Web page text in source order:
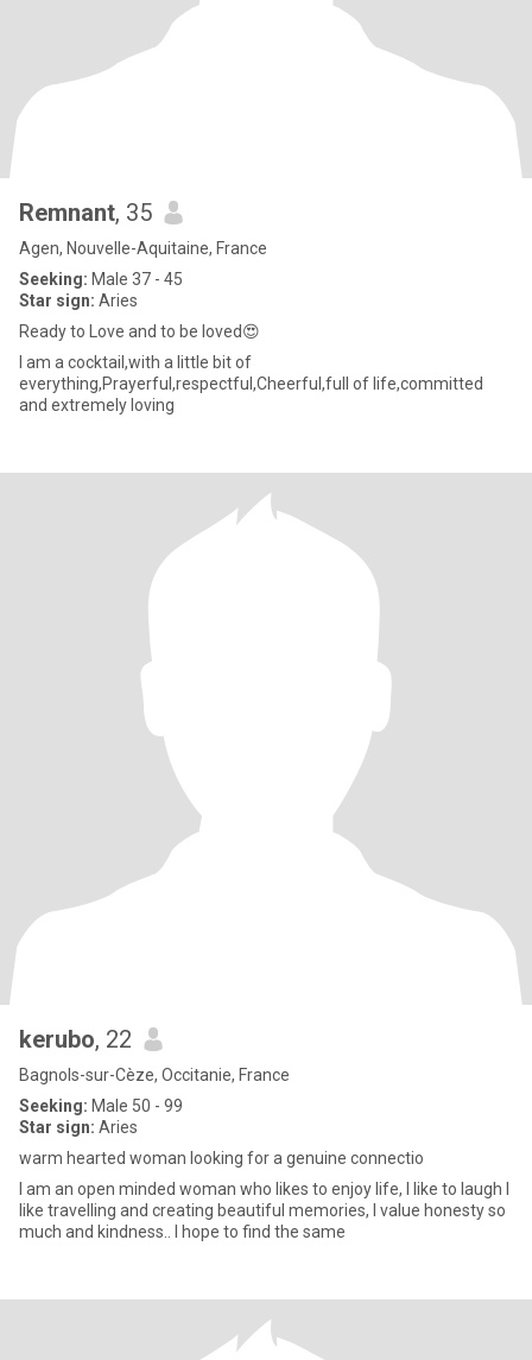
Remnant, 35
Agen, Nouvelle-Aquitaine, France
Seeking: Male 37 - 45
Star sign: Aries
Ready to Love and to be loved😍
I am a cocktail,with a little bit of
everything,Prayerful,respectful,Cheerful,full of life,committed
and extremely loving
kerubo, 22
Bagnols-sur-Cèze, Occitanie, France
Seeking: Male 50 - 99
Star sign: Aries
warm hearted woman looking for a genuine connectio
I am an open minded woman who likes to enjoy life, I like to laugh I
like travelling and creating beautiful memories, I value honesty so
much and kindness.. I hope to find the same